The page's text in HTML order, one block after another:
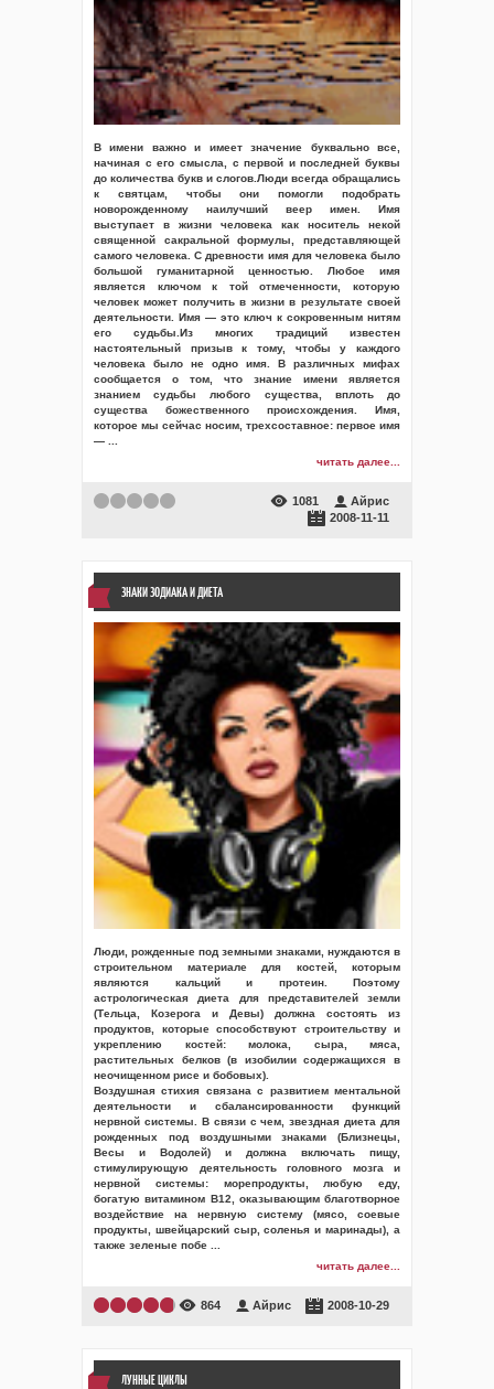
В имени важно и имеет значение буквально все,
начиная с его смысла, с первой и последней буквы
до количества букв и слогов.Люди всегда обращались
к святцам, чтобы они помогли подобрать
новорожденному наилучший веер имен. Имя
выступает в жизни человека как носитель некой
священной сакральной формулы, представляющей
самого человека. С древности имя для человека было
большой гуманитарной ценностью. Любое имя
является ключом к той отмеченности, которую
человек может получить в жизни в результате своей
деятельности. Имя — это ключ к сокровенным нитям
его судьбы.Из многих традиций известен
настоятельный призыв к тому, чтобы у каждого
человека было не одно имя. В различных мифах
сообщается о том, что знание имени является
знанием судьбы любого существа, вплоть до
существа божественного происхождения. Имя,
которое мы сейчас носим, трехсоставное: первое имя
—
читать далее...
1081
Айрис
2008-11-11
ЗНАКИ ЗОДИАКА И ДИЕТА
Люди, рожденные под земными знаками, нуждаются в
строительном материале для костей, которым
являются кальций и протеин. Поэтому
астрологическая диета для представителей земли
(Тельца, Козерога и Девы) должна состоять из
продуктов, которые способствуют строительству и
укреплению костей: молока, сыра, мяса,
растительных белков (в изобилии содержащихся в
неочищенном рисе и бобовых).
Воздушная стихия связана с развитием ментальной
деятельности и сбалансированности функций
нервной системы. В связи с чем, звездная диета для
рожденных под воздушными знаками (Близнецы,
Весы и Водолей) и должна включать пищу,
стимулирующую деятельность головного мозга и
нервной системы: морепродукты, любую еду,
богатую витамином В12, оказывающим благотворное
воздействие на нервную систему (мясо, соевые
продукты, швейцарский сыр, соленья и маринады), а
также зеленые побе
читать далее...
864 Айрис 2008-10-29
ЛУННЫЕ ЦИКЛЫ